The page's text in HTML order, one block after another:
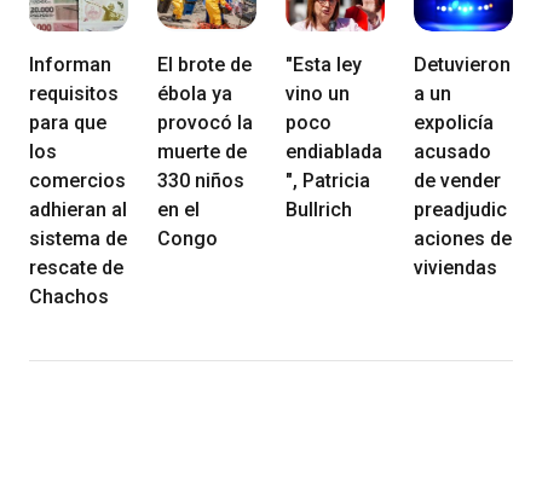
Informan
requisitos
para que
los
comercios
adhieran al
sistema de
rescate de
Chachos
El brote de
ébola ya
provocó la
muerte de
330 niños
en el
Congo
"Esta ley
vino un
poco
endiablada
", Patricia
Bullrich
Detuvieron
a un
expolicía
acusado
de vender
preadjudic
aciones de
viviendas